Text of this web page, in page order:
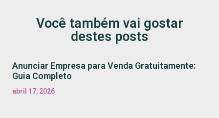
Você também vai gostar
destes posts
Anunciar Empresa para Venda Gratuitamente:
Guia Completo
abril 17, 2026